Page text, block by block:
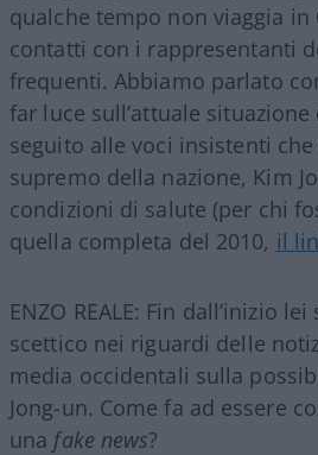
qualche tempo non viaggia in
contatti con i rappresentanti
frequenti. Abbiamo parlato
far luce sull’attuale situazione
seguito alle voci insistenti
supremo della nazione, Kim
condizioni di salute (per chi
quella completa del 2010, il
ENZO REALE: Fin dall’inizio
scettico nei riguardi delle
media occidentali sulla
Jong-un. Come fa ad essere
una fake news?